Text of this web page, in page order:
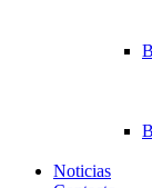
Noticias